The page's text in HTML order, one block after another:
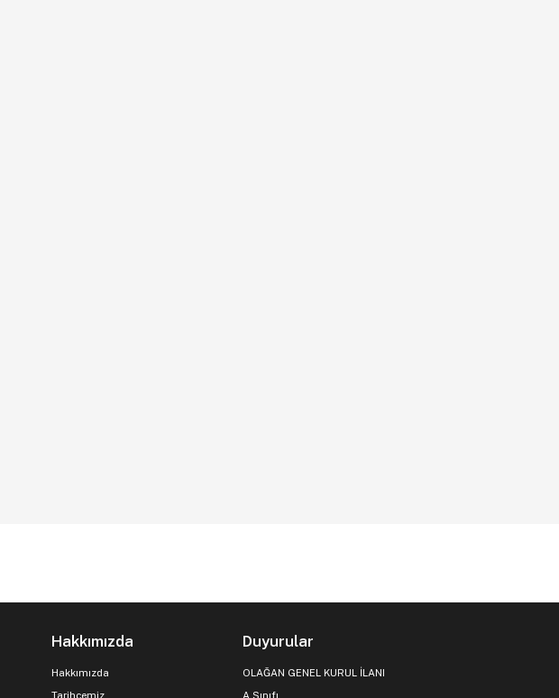
Hakkımızda
Hakkımızda
Duyurular
OLAĞAN GENEL KURUL İLANI